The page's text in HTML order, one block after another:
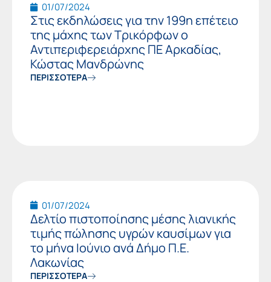
01/07/2024
Στις εκδηλώσεις για την 199η επέτειο
της μάχης των Τρικόρφων ο
Αντιπεριφερειάρχης ΠΕ Αρκαδίας,
Κώστας Μανδρώνης
ΠΕΡΙΣΣΟΤΕΡΑ
01/07/2024
Δελτίο πιστοποίησης μέσης λιανικής
τιμής πώλησης υγρών καυσίμων για
το μήνα Ιούνιο ανά Δήμο Π.Ε.
Λακωνίας
ΠΕΡΙΣΣΟΤΕΡΑ